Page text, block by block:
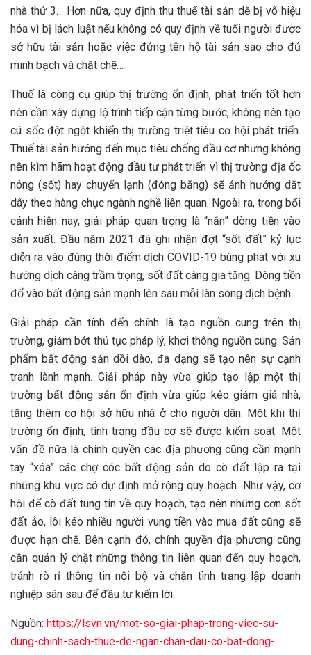
nhà thứ 3… Hơn nữa, quy định thu thuế tài sản dễ bị vô hiệu
hóa vì bị lách luật nếu không có quy định về tuổi người được
sở hữu tài sản hoặc việc đứng tên hộ tài sản sao cho đủ
minh bạch và chặt chẽ…
Thuế là công cụ giúp thị trường ổn định, phát triển tốt hơn
nên cần xây dựng lộ trình tiếp cận từng bước, không nên tạo
cú sốc đột ngột khiến thị trường triệt tiêu cơ hội phát triển.
Thuế tài sản hướng đến mục tiêu chống đầu cơ nhưng không
nên kìm hãm hoạt động đầu tư phát triển vì thị trường địa ốc
nóng (sốt) hay chuyển lạnh (đóng băng) sẽ ảnh hưởng dắt
dây theo hàng chục ngành nghề liên quan. Ngoài ra, trong bối
cảnh hiện nay, giải pháp quan trọng là “nắn” dòng tiền vào
sản xuất. Đầu năm 2021 đã ghi nhận đợt “sốt đất” kỷ lục
diễn ra vào đúng thời điểm dịch COVID-19 bùng phát với xu
hướng dịch càng trầm trọng, sốt đất càng gia tăng. Dòng tiền
đổ vào bất động sản mạnh lên sau mỗi làn sóng dịch bệnh.
Giải pháp cần tính đến chính là tạo nguồn cung trên thị
trường, giảm bớt thủ tục pháp lý, khơi thông nguồn cung. Sản
phẩm bất động sản dồi dào, đa dạng sẽ tạo nên sự cạnh
tranh lành mạnh. Giải pháp này vừa giúp tạo lập một thị
trường bất động sản ổn định vừa giúp kéo giảm giá nhà,
tăng thêm cơ hội sở hữu nhà ở cho người dân. Một khi thị
trường ổn định, tình trạng đầu cơ sẽ được kiểm soát. Một
vấn đề nữa là chính quyền các địa phương cũng cần mạnh
tay “xóa” các chợ cóc bất động sản do cò đất lập ra tại
những khu vực có dự định mở rộng quy hoạch. Như vậy, cơ
hội để cò đất tung tin về quy hoạch, tạo nên những cơn sốt
đất ảo, lôi kéo nhiều người vung tiền vào mua đất cũng sẽ
được hạn chế. Bên cạnh đó, chính quyền địa phương cũng
cần quản lý chặt những thông tin liên quan đến quy hoạch,
tránh rò rỉ thông tin nội bộ và chặn tình trạng lập doanh
nghiệp sân sau để đầu tư kiếm lời.
Nguồn: https://lsvn.vn/mot-so-giai-phap-trong-viec-su-
dung-chinh-sach-thue-de-ngan-chan-dau-co-bat-dong-